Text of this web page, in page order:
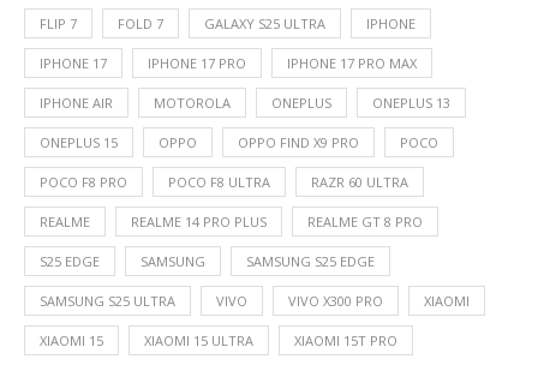
FLIP 7 FOLD 7 GALAXY S25 ULTRA IPHONE
IPHONE 17 IPHONE 17 PRO IPHONE 17 PRO MAX
IPHONE AIR MOTOROLA ONEPLUS ONEPLUS 13
ONEPLUS 15 OPPO OPPO FIND X9 PRO POCO
POCO F8 PRO POCO F8 ULTRA RAZR 60 ULTRA
REALME REALME 14 PRO PLUS REALME GT 8 PRO
S25 EDGE SAMSUNG SAMSUNG S25 EDGE
SAMSUNG S25 ULTRA VIVO VIVO X300 PRO XIAOMI
XIAOMI 15 XIAOMI 15 ULTRA XIAOMI 15T PRO